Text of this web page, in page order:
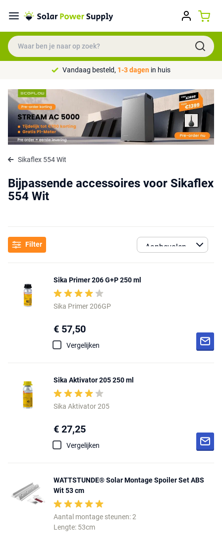
Vandaag besteld, 1-3 dagen in huis
Sikaflex 554 Wit
Bijpassende accessoires voor Sikaflex
554 Wit
Filter
Sika Primer 206 G+P 250 ml
Sika Primer 206GP
€ 57,50
Vergelijken
Sika Aktivator 205 250 ml
Sika Aktivator 205
€ 27,25
Vergelijken
WATTSTUNDE® Solar Montage Spoiler Set ABS
Wit 53 cm
Aantal montage steunen: 2
Lengte: 53cm